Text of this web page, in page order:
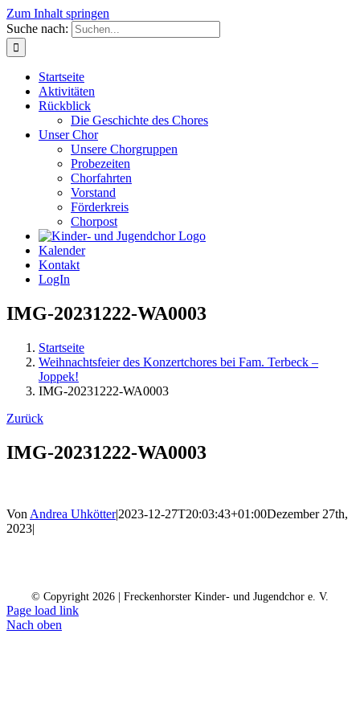
Zum Inhalt springen
Suche nach:
Startseite
Aktivitäten
Rückblick
Die Geschichte des Chores
Unser Chor
Unsere Chorgruppen
Probezeiten
Chorfahrten
Vorstand
Förderkreis
Chorpost
Kalender
Kontakt
LogIn
IMG-20231222-WA0003
Startseite
Weihnachtsfeier des Konzertchores bei Fam. Terbeck –
Joppek!
IMG-20231222-WA0003
Zurück
IMG-20231222-WA0003
Von Andrea Uhkötter|2023-12-27T20:03:43+01:00Dezember 27th,
2023|
© Copyright 2026 | Freckenhorster Kinder- und Jugendchor e. V.
Page load link
Nach oben